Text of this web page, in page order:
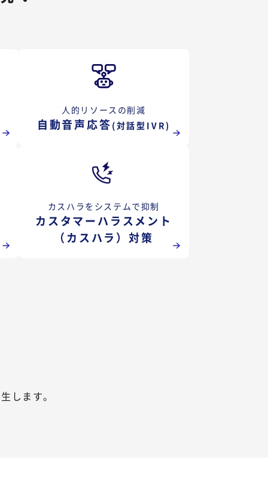
人的リソースの削減
自動音声応答 (対話型IVR)
カスハラをシステムで抑制
カスタマーハラスメント
（カスハラ）対策
します。